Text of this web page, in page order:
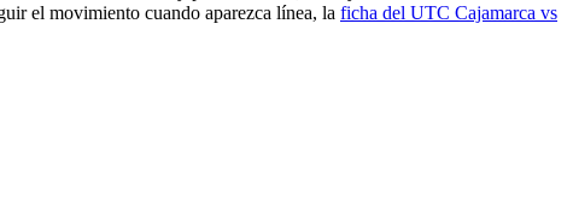
el movimiento cuando aparezca línea, la ficha del UTC Cajamarca vs